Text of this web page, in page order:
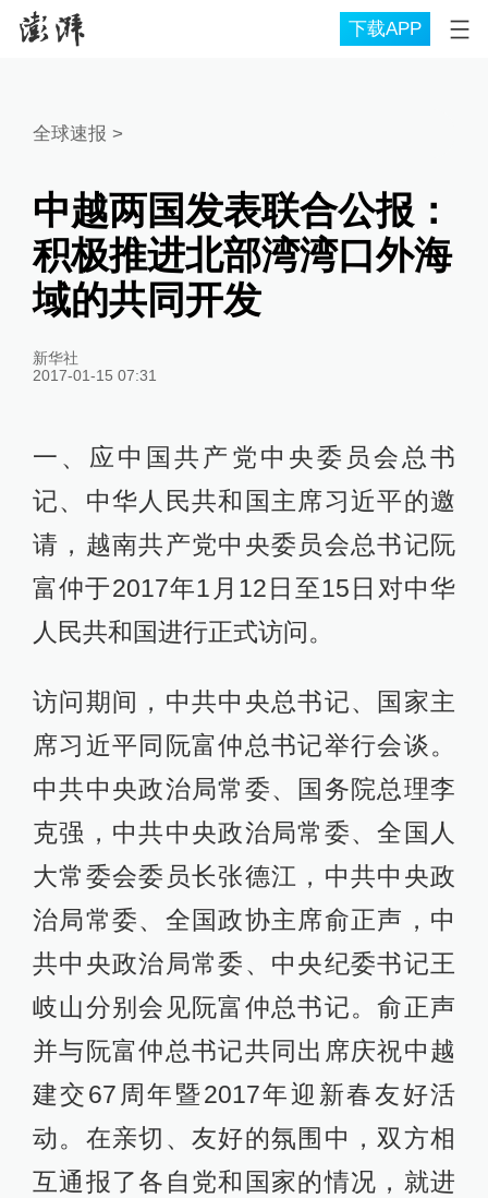
下载APP
全球速报 >
中越两国发表联合公报：
积极推进北部湾湾口外海
域的共同开发
新华社
2017-01-15 07:31
一、应中国共产党中央委员会总书
记、中华人民共和国主席习近平的邀
请，越南共产党中央委员会总书记阮
富仲于2017年1月12日至15日对中华
人民共和国进行正式访问。
访问期间，中共中央总书记、国家主
席习近平同阮富仲总书记举行会谈。
中共中央政治局常委、国务院总理李
克强，中共中央政治局常委、全国人
大常委会委员长张德江，中共中央政
治局常委、全国政协主席俞正声，中
共中央政治局常委、中央纪委书记王
岐山分别会见阮富仲总书记。俞正声
并与阮富仲总书记共同出席庆祝中越
建交67周年暨2017年迎新春友好活
动。在亲切、友好的氛围中，双方相
互通报了各自党和国家的情况，就进